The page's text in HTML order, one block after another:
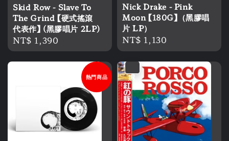
Skid Row - Slave To
The Grind 【硬式搖滾
代表作】 (黑膠唱片 2LP)
Regular
price
NT$ 1,390
Nick Drake - Pink
Moon 【180G】（黑膠唱
片 LP）
Regular
price
NT$ 1,130
熱門商品